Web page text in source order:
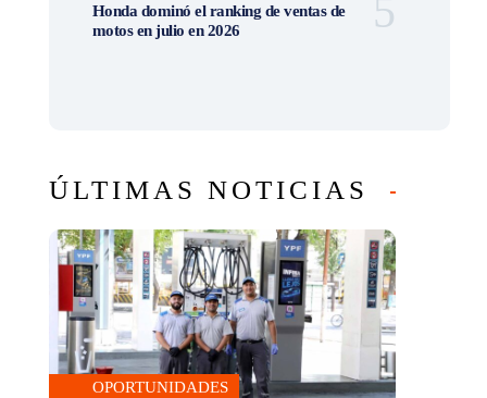
Honda dominó el ranking de ventas de
motos en julio en 2026
ÚLTIMAS NOTICIAS
OPORTUNIDADES